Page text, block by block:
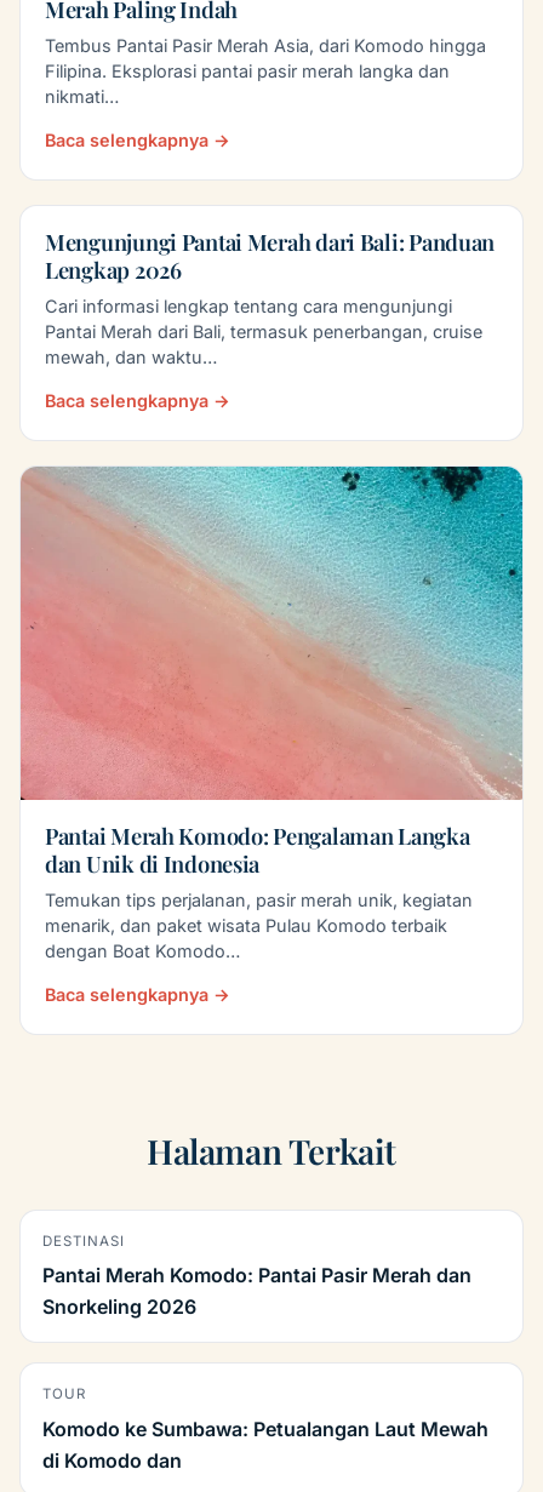
Merah Paling Indah
Tembus Pantai Pasir Merah Asia, dari Komodo hingga
Filipina. Eksplorasi pantai pasir merah langka dan
nikmati…
Baca selengkapnya →
Mengunjungi Pantai Merah dari Bali: Panduan
Lengkap 2026
Cari informasi lengkap tentang cara mengunjungi
Pantai Merah dari Bali, termasuk penerbangan, cruise
mewah, dan waktu…
Baca selengkapnya →
Pantai Merah Komodo: Pengalaman Langka
dan Unik di Indonesia
Temukan tips perjalanan, pasir merah unik, kegiatan
menarik, dan paket wisata Pulau Komodo terbaik
dengan Boat Komodo…
Baca selengkapnya →
Halaman Terkait
DESTINASI
Pantai Merah Komodo: Pantai Pasir Merah dan
Snorkeling 2026
TOUR
Komodo ke Sumbawa: Petualangan Laut Mewah
di Komodo dan